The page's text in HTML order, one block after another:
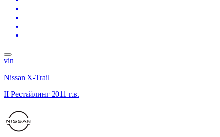
vin
Nissan X-Trail
II Рестайлинг 2011 г.в.